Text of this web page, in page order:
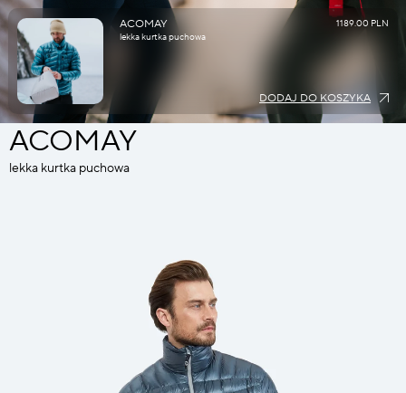
ACOMAY
lekka kurtka puchowa
1189.00 PLN
DODAJ DO KOSZYKA
ACOMAY
lekka kurtka puchowa